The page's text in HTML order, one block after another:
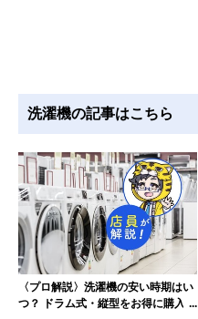
洗濯機の記事はこちら
〈プロ解説〉洗濯機の安い時期はい
つ？ ドラム式・縦型をお得に購入す